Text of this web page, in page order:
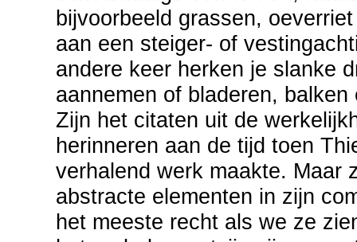
bijvoorbeeld grassen,
aan een steiger- of
andere keer herken je slanke
aannemen of bladeren,
Zijn het citaten uit de
herinneren aan de tijd toen
verhalend werk maakte. Maar
abstracte elementen in zijn
het meeste recht als we ze